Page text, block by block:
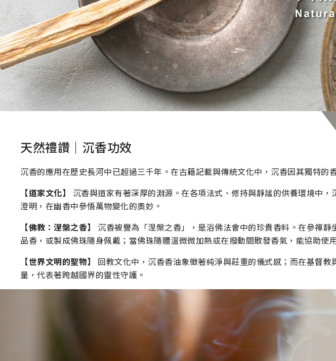
天然禮讚｜沉香功效
沉香的應用在歷史長河中已超過三千年。在古籍記載與傳統文化中，沉香因其獨特
【道家文化】
沉香與道家有著深厚的淵源。在各項法式、修持與靜謐的供養環境中
澄明，在幽香中參悟萬物變化的奧妙。
【佛教：涅槃之香】
沉香被譽為「涅槃之香」，是浴佛法會中的珍貴香料。在參禪
品香，或製成佛珠隨身佩戴；當佛珠隨體溫微微加熱或在撥動間散發香氣，能協助使
【世界文明的聖物】
回教文化中，沉香香油象徵著純淨與莊重的儀式感；而在基督
量，代表著跨越國界的靈性守護。